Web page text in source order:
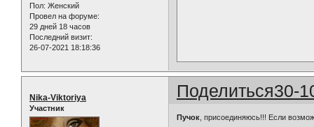
Пол: Женский
Провел на форуме:
29 дней 18 часов
Последний визит:
26-07-2021 18:18:36
Поделиться30-
Nika-Viktoriya
Участник
Пучок , присоединяюсь!!! Если